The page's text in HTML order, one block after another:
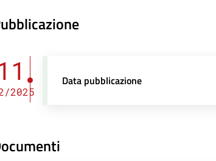
2025
Data pubblicazione